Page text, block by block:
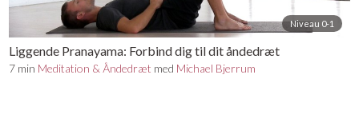
Niveau 0-1
Liggende Pranayama: Forbind dig til dit åndedræt
7 min Meditation & Åndedræt med Michael Bjerrum